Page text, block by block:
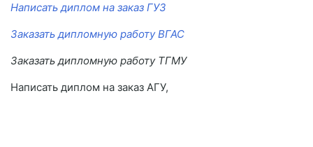
Написать диплом на заказ ГУЗ
Заказать дипломную работу ВГАС
Заказать дипломную работу ТГМУ
Написать диплом на заказ АГУ,